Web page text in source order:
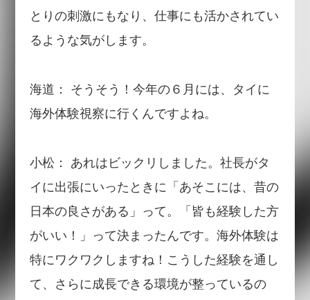
とりの刺激にもなり、仕事にも活かされてい
るような気がします。
海道： そうそう！今年の６月には、タイに
海外体験視察に行くんですよね。
小松： あれはビックリしました。社長がタ
イに出張にいったときに「あそこには、昔の
日本の良さがある」って。「皆も経験した方
がいい！」って決まったんです。海外体験は
特にワクワクしますね！こうした経験を通し
て、さらに成長できる環境が整っているの